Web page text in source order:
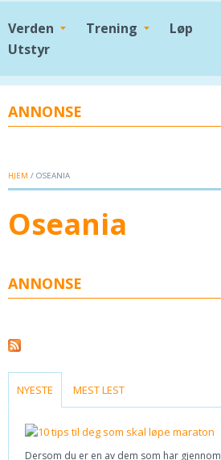
Verden Trening Løp
Utstyr
ANNONSE
HJEM / OSEANIA
Oseania
ANNONSE
NYESTE (ACTIVE TAB)
MEST LEST
Dersom du er en av dem som har